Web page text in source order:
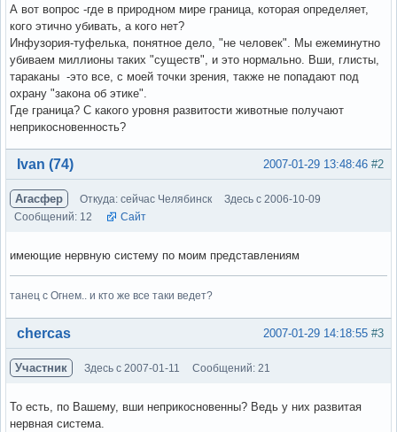
А вот вопрос -где в природном мире граница, которая определяет,
кого этично убивать, а кого нет?
Инфузория-туфелька, понятное дело, "не человек". Мы ежеминутно
убиваем миллионы таких "существ", и это нормально. Вши, глисты,
тараканы -это все, с моей точки зрения, также не попадают под
охрану "закона об этике".
Где граница? С какого уровня развитости животные получают
неприкосновенность?
Вне форума #2
2007-01-29 13:48:46
Ivan (74)
Агасфер Откуда: сейчас Челябинск
Здесь с 2006-10-09
Сообщений: 12
Сайт
имеющие нервную систему по моим представлениям
танец с Огнем.. и кто же все таки ведет?
Вне форума #3
2007-01-29 14:18:55
chercas
Участник Здесь с 2007-01-11 Сообщений: 21
То есть, по Вашему, вши неприкосновенны? Ведь у них развитая
нервная система.